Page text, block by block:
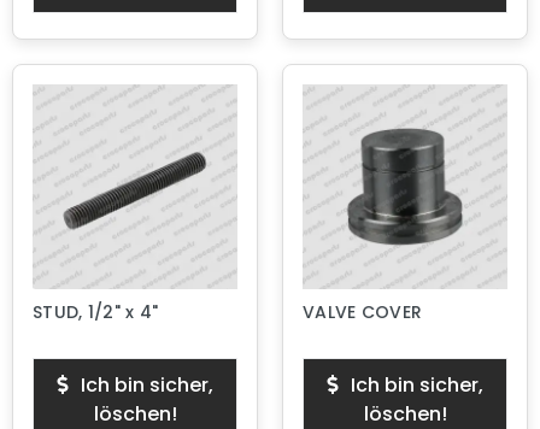
STUD, 1/2" x 4"
Ich bin sicher,
löschen!
VALVE COVER
Ich bin sicher,
löschen!